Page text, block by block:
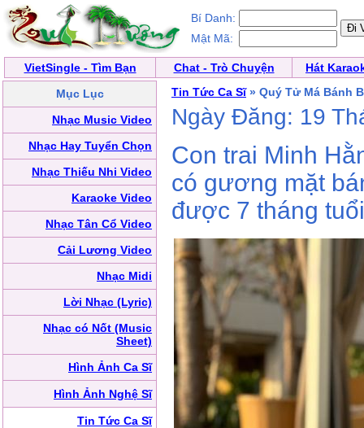
Bí Danh:
Mật Mã:
VietSingle - Tìm Bạn Chat - Trò Chuyện
Hát
Mục Lục
Nhạc Music Video
Nhạc Hay Tuyển Chọn
Nhạc Thiếu Nhi Video
Karaoke Video
Nhạc Tân Cổ Video
Cải Lương Video
Nhạc Midi
Lời Nhạc (Lyric)
Nhạc có Nốt (Music
Sheet)
Hình Ảnh Ca Sĩ
Hình Ảnh Nghệ Sĩ
Tin Tức Ca Sĩ
Tin Tức Ca Sĩ» Quý Tử Má Bánh
Ngày Đăng: 19
Con trai Minh
có gương mặt
được 7 tháng